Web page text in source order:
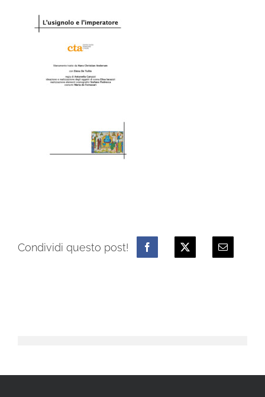
Condividi questo post!